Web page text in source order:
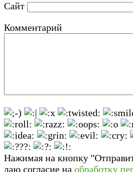
Сайт
Комментарий
Нажимая на кнопку
даю согласие на обработку